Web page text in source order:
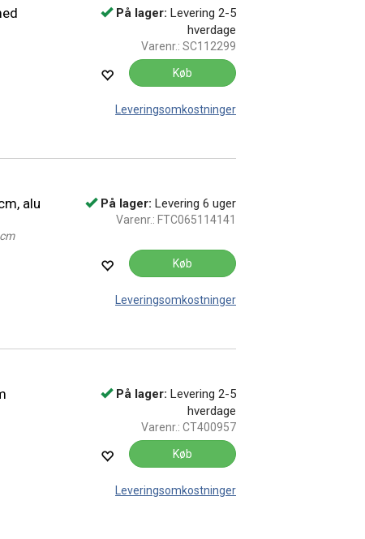
På lager: Levering 2-5
hverdage
Varenr.: SC112299
Køb
Leveringsomkostninger
alu
På lager: Levering 6 uger
Varenr.: FTC065114141
Køb
Leveringsomkostninger
På lager: Levering 2-5
hverdage
Varenr.: CT400957
Køb
Leveringsomkostninger